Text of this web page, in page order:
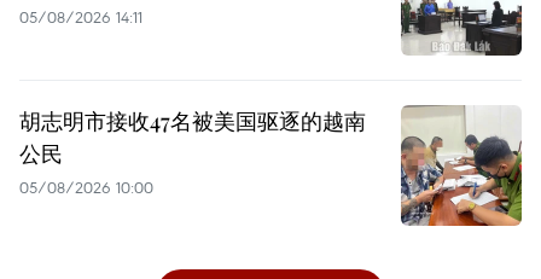
05/08/2026 14:11
胡志明市接收47名被美国驱逐的越南
公民
05/08/2026 10:00